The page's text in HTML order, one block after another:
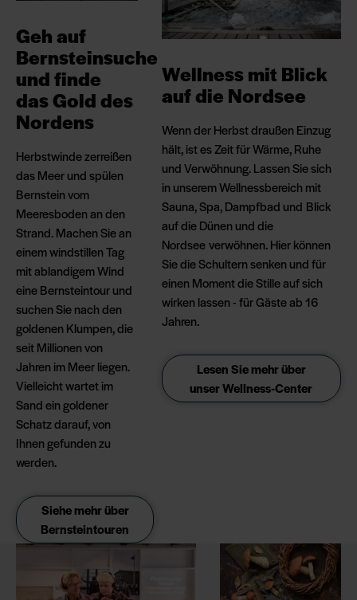
Geh auf
Bernsteinsuche
und finde
das Gold des
Nordens
Herbstwinde zerreißen
das Meer und spülen
Bernstein vom
Meeresboden an den
Strand. Machen Sie an
einem windstillen Tag
mit ablandigem Wind
eine Bernsteintour und
suchen Sie nach den
goldenen Klumpen, die
seit Millionen von
Jahren im Meer liegen.
Vielleicht wartet im
Sand ein goldener
Schatz darauf, von
Ihnen gefunden zu
werden.
Siehe mehr über
Bernsteintouren
Wellness mit Blick
auf die Nordsee
Wenn der Herbst draußen Einzug
hält, ist es Zeit für Wärme, Ruhe
und Verwöhnung. Lassen Sie sich
in unserem Wellnessbereich mit
Sauna, Spa, Dampfbad und Blick
auf die Dünen und die
Nordsee verwöhnen. Hier können
Sie die Schultern senken und für
einen Moment die Stille auf sich
wirken lassen - für Gäste ab 16
Jahren.
Lesen Sie mehr über
unser Wellness-Center